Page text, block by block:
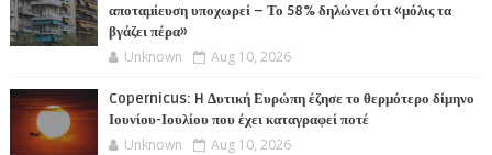
αποταμίευση υποχωρεί – Το 58% δηλώνει ότι «μόλις τα
βγάζει πέρα»
Unknown Aug 10, 2026
Copernicus: H Δυτική Ευρώπη έζησε το θερμότερο δίμηνο
Ιουνίου-Ιουλίου που έχει καταγραφεί ποτέ
Unknown Aug 10, 2026